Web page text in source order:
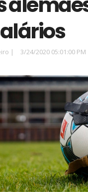
| 3/24/2020 05:01:00 PM